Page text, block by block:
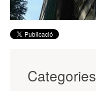
Categories